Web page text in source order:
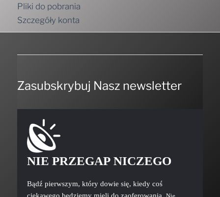
Pliki do pobrania
Szczegóły konta
Zasubskrybuj Nasz newsletter
NIE PRZEGAP NICZEGO
Bądź pierwszym, który dowie się, kiedy coś